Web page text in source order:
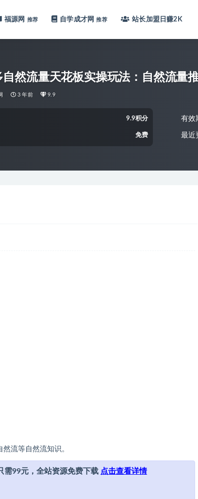
福源网 推荐 自学成才网 推荐 站长加盟 日赚2K
自然流量天花板实操玩法：自然流量
3 年前 9.9
9.9积分
免费
有效
最近
流等自然流知识。
需99元，全站资源免费下载 点击查看详情